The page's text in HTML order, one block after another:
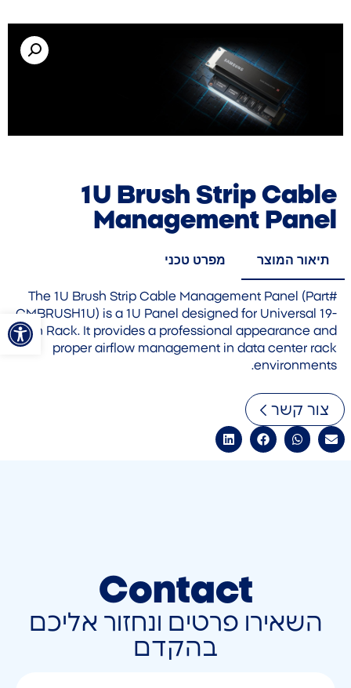
פתח
1U Brush Strip Cable
Management Panel
תיאור המוצר מפרט טכני
The 1U Brush Strip Cable Management Panel (Part#
CMBRUSH1U) is a 1U Panel designed for Universal 19-
inch Rack. It provides a professional appearance and
proper airflow management in data center rack
environments.
צור קשר
Contact
השאירו פרטים ונחזור אליכם
בהקדם